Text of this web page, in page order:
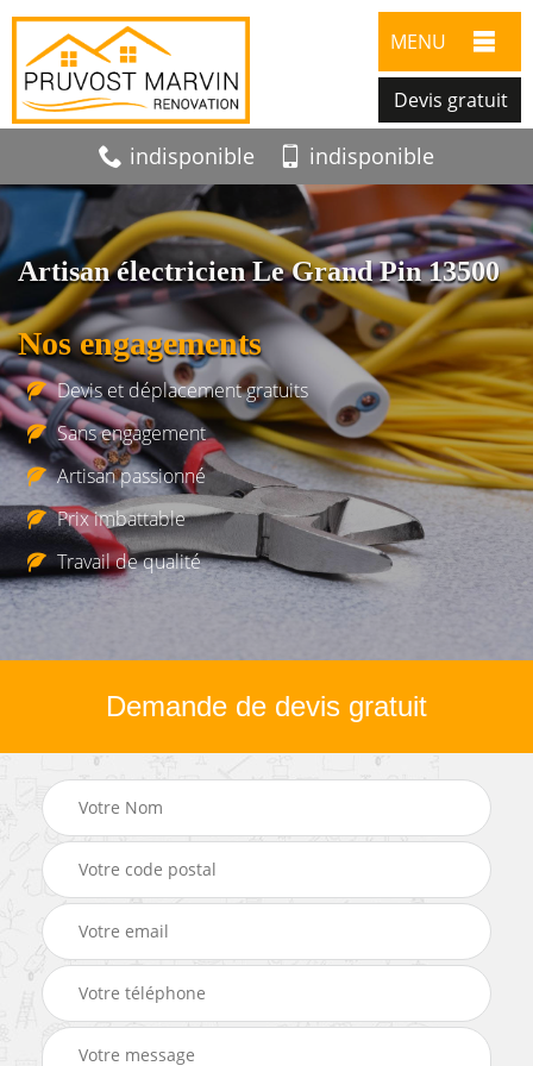
MENU
Devis gratuit
indisponible indisponible
Artisan électricien Le Grand Pin 13500
Nos engagements
Devis et déplacement gratuits
Sans engagement
Artisan passionné
Prix imbattable
Travail de qualité
Demande de devis gratuit